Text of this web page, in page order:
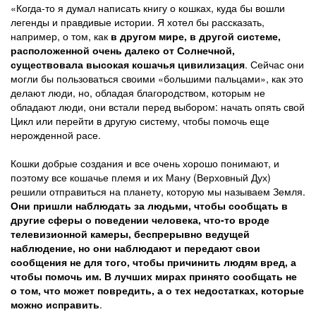
«Когда-то я думал написать книгу о кошках, куда бы вошли
легенды и правдивые истории. Я хотел бы рассказать,
например, о том, как в другом мире, в другой системе,
расположенной очень далеко от Солнечной,
существовала высокая кошачья цивилизация. Сейчас они
могли бы пользоваться своими «большими пальцами», как это
делают люди, но, обладая благородством, которым не
обладают люди, они встали перед выбором: начать опять свой
Цикл или перейти в другую систему, чтобы помочь еще
нерожденной расе.
Кошки добрые создания и все очень хорошо понимают, и
поэтому все кошачье племя и их Ману (Верховный Дух)
решили отправиться на планету, которую мы называем Земля.
Они пришли наблюдать за людьми, чтобы сообщать в
другие сферы о поведении человека, что-то вроде
телевизионной камеры, беспрерывно ведущей
наблюдение, но они наблюдают и передают свои
сообщения не для того, чтобы причинить людям вред, а
чтобы помочь им. В лучших мирах принято сообщать не
о том, что может повредить, а о тех недостатках, которые
можно исправить.